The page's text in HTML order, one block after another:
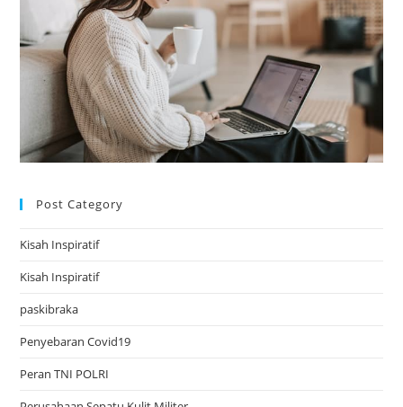
Post Category
Kisah Inspiratif
Kisah Inspiratif
paskibraka
Penyebaran Covid19
Peran TNI POLRI